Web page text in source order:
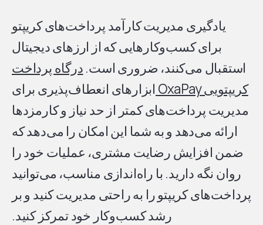
یادگیری مدیریت کارآمد پرداخت‌های کریپتو
برای کسب‌وکارهایی که از ارزهای دیجیتال
استقبال می‌کنند، ضروری است.درگاه پرداخت
کریپتویی OxaPay
ابزارهای انعطاف‌پذیری برای
مدیریت پرداخت‌های کمتر از حد نیاز و کارمزدها
ارائه می‌دهد و به شما این امکان را می‌دهد که
ضمن افزایش رضایت مشتری، عملیات خود را
روان نگه دارید. با راه‌اندازی مناسب، می‌توانید
پرداخت‌های کریپتو را به راحتی مدیریت کنید و بر
رشد کسب‌وکار خود تمرکز کنید.